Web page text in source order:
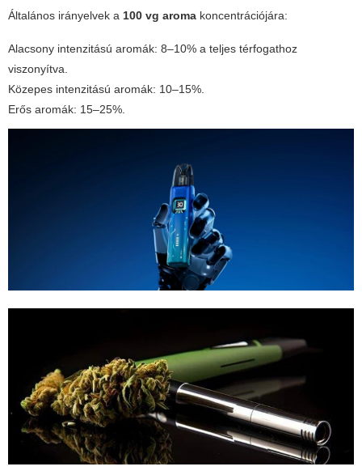
Általános irányelvek a 100 vg aroma koncentrációjára:
Alacsony intenzitású aromák: 8–10% a teljes térfogathoz
viszonyítva.
Közepes intenzitású aromák: 10–15%.
Erős aromák: 15–25%.